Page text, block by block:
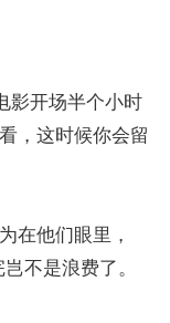
影开场半个小时
，这时候你会留
在他们眼里，
不是浪费了。